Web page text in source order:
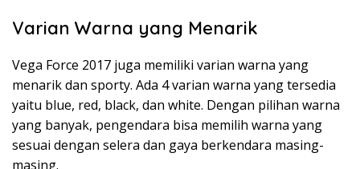
Varian Warna yang Menarik
Vega Force 2017 juga memiliki varian warna yang
menarik dan sporty. Ada 4 varian warna yang tersedia
yaitu blue, red, black, dan white. Dengan pilihan warna
yang banyak, pengendara bisa memilih warna yang
sesuai dengan selera dan gaya berkendara masing-
masing.